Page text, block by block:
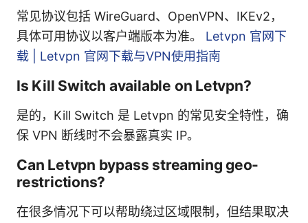
常见协议包括 WireGuard、OpenVPN、IKEv2，
具体可用协议以客户端版本为准。 Letvpn 官网下
载 | Letvpn 官网下载与VPN使用指南
Is Kill Switch available on Letvpn?
是的，Kill Switch 是 Letvpn 的常见安全特性，确
保 VPN 断线时不会暴露真实 IP。
Can Letvpn bypass streaming geo-
restrictions?
在很多情况下可以帮助绕过区域限制，但结果取决